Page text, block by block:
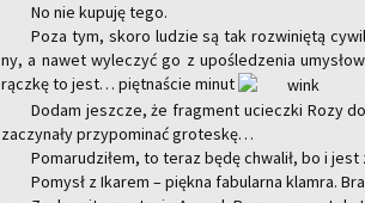
No nie ku­pu­ję tego.
Poza tym, skoro lu­dzie są tak roz­wi­nię­tą
ny, a nawet wy­le­czyć go z upo­śle­dze­nia
rącz­kę to jest… pięt­na­ście minut
Dodam jesz­cze, że frag­ment uciecz­ki Rozy
za­czy­na­ły przy­po­mi­nać gro­te­skę…
Po­ma­ru­dzi­łem, to teraz będę chwa­lił, bo i jest
Po­mysł z Ika­rem – pięk­na fa­bu­lar­na klam­ra.